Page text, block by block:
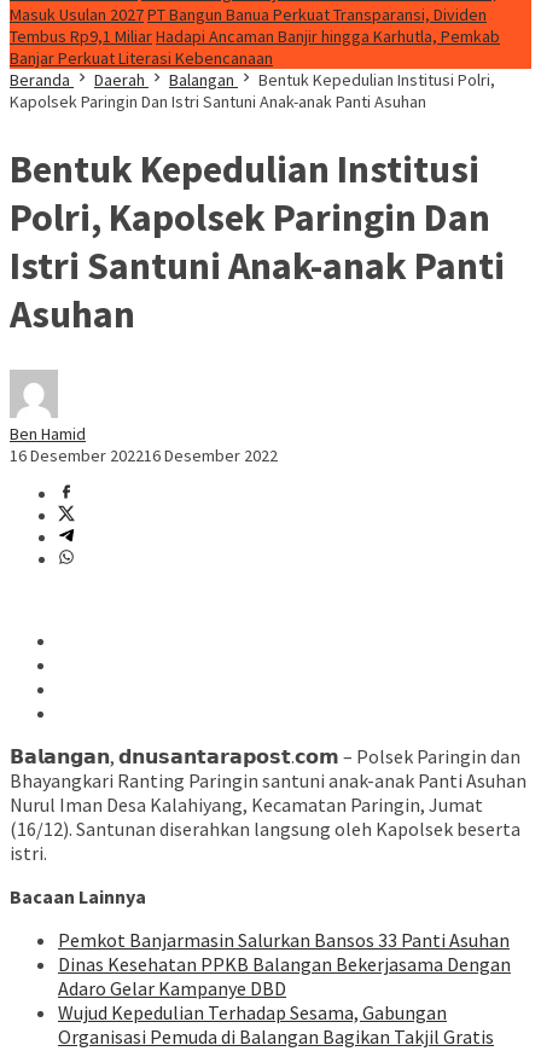
Masuk Usulan 2027PT Bangun Banua Perkuat Transparansi, Dividen
Tembus Rp9,1 MiliarHadapi Ancaman Banjir hingga Karhutla, Pemkab
Banjar Perkuat Literasi Kebencanaan
Beranda
Daerah Balangan
Bentuk Kepedulian Institusi Polri,
Kapolsek Paringin Dan Istri Santuni Anak-anak Panti Asuhan
Bentuk Kepedulian Institusi
Polri, Kapolsek Paringin Dan
Istri Santuni Anak-anak Panti
Asuhan
Ben Hamid
16 Desember 202216 Desember 2022
𝗕𝗮𝗹𝗮𝗻𝗴𝗮𝗻, 𝗱𝗻𝘂𝘀𝗮𝗻𝘁𝗮𝗿𝗮𝗽𝗼𝘀𝘁.𝗰𝗼𝗺 – Polsek Paringin dan
Bhayangkari Ranting Paringin santuni anak-anak Panti Asuhan
Nurul Iman Desa Kalahiyang, Kecamatan Paringin, Jumat
(16/12). Santunan diserahkan langsung oleh Kapolsek beserta
istri.
Bacaan Lainnya
Pemkot Banjarmasin Salurkan Bansos 33 Panti Asuhan
Dinas Kesehatan PPKB Balangan Bekerjasama Dengan
Adaro Gelar Kampanye DBD
Wujud Kepedulian Terhadap Sesama, Gabungan
Organisasi Pemuda di Balangan Bagikan Takjil Gratis